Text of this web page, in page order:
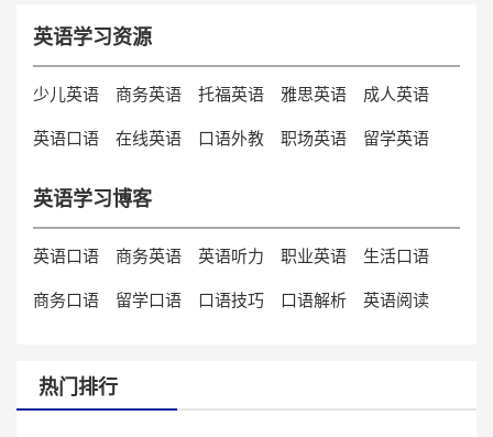
英语学习资源
少儿英语 商务英语 托福英语 雅思英语 成人英语
英语口语 在线英语 口语外教 职场英语 留学英语
英语学习博客
英语口语 商务英语 英语听力 职业英语 生活口语
商务口语 留学口语 口语技巧 口语解析 英语阅读
热门排行